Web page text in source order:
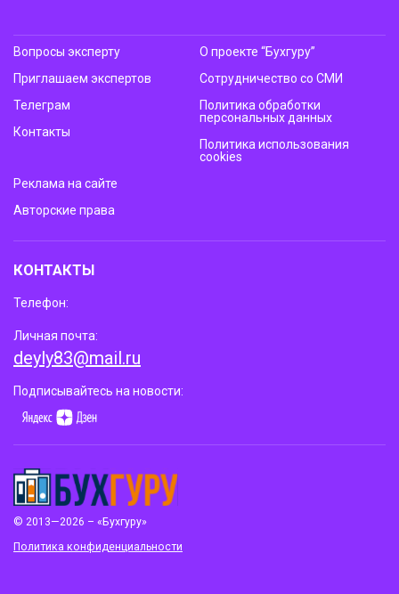
© 2013—2026 – «Бухгуру»
Политика конфиденциальности
Вопросы эксперту
Приглашаем экспертов
Телеграм
Контакты
О проекте “Бухгуру”
Сотрудничество со СМИ
Политика обработки
персональных данных
Политика использования
cookies
Реклама на сайте
Авторские права
КОНТАКТЫ
Телефон:
Личная почта:
deyly83@mail.ru
Подписывайтесь на новости: